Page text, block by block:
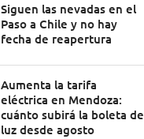
Siguen las nevadas en el
Paso a Chile y no hay
fecha de reapertura
Aumenta la tarifa
eléctrica en Mendoza:
cuánto subirá la boleta de
luz desde agosto